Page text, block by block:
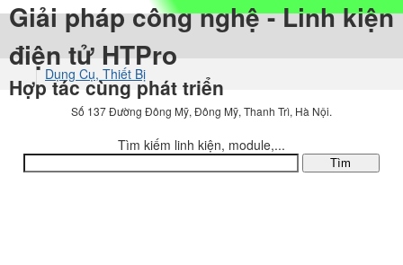
Giải pháp công nghệ - Linh kiện
điện tử HTPro
Hợp tác cùng phát triển
Dụng Cụ, Thiết Bị
Hàn - Khò
Số 137 Đường Đông Mỹ, Đông Mỹ, Thanh Trì, Hà Nội.
Tìm kiếm linh kiện, module,...